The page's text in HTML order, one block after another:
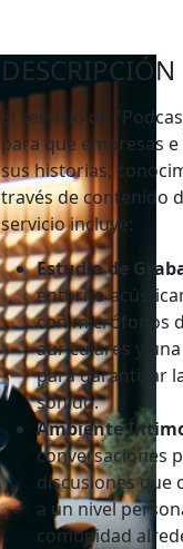
DESCRIPCIÓN
El servicio de
para que empresas
sus historias,
través de contenido
servicio incluye:
Estudio de
entorno
con micrófonos
auriculares y
para garantizar
sonido.
Ambiente
conversaciones
discusiones que
a un nivel
comunidad